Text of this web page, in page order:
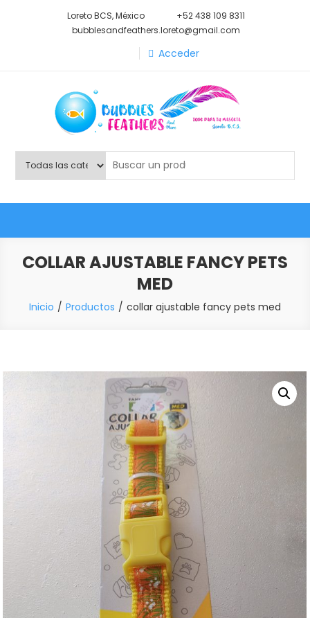
Loreto BCS, México
+52 438 109 8311
bubblesandfeathers.loreto@gmail.com
Acceder
Shop Bubbles Feathers And
More
COLLAR AJUSTABLE FANCY PETS
MED
Inicio Productos collar ajustable fancy pets med